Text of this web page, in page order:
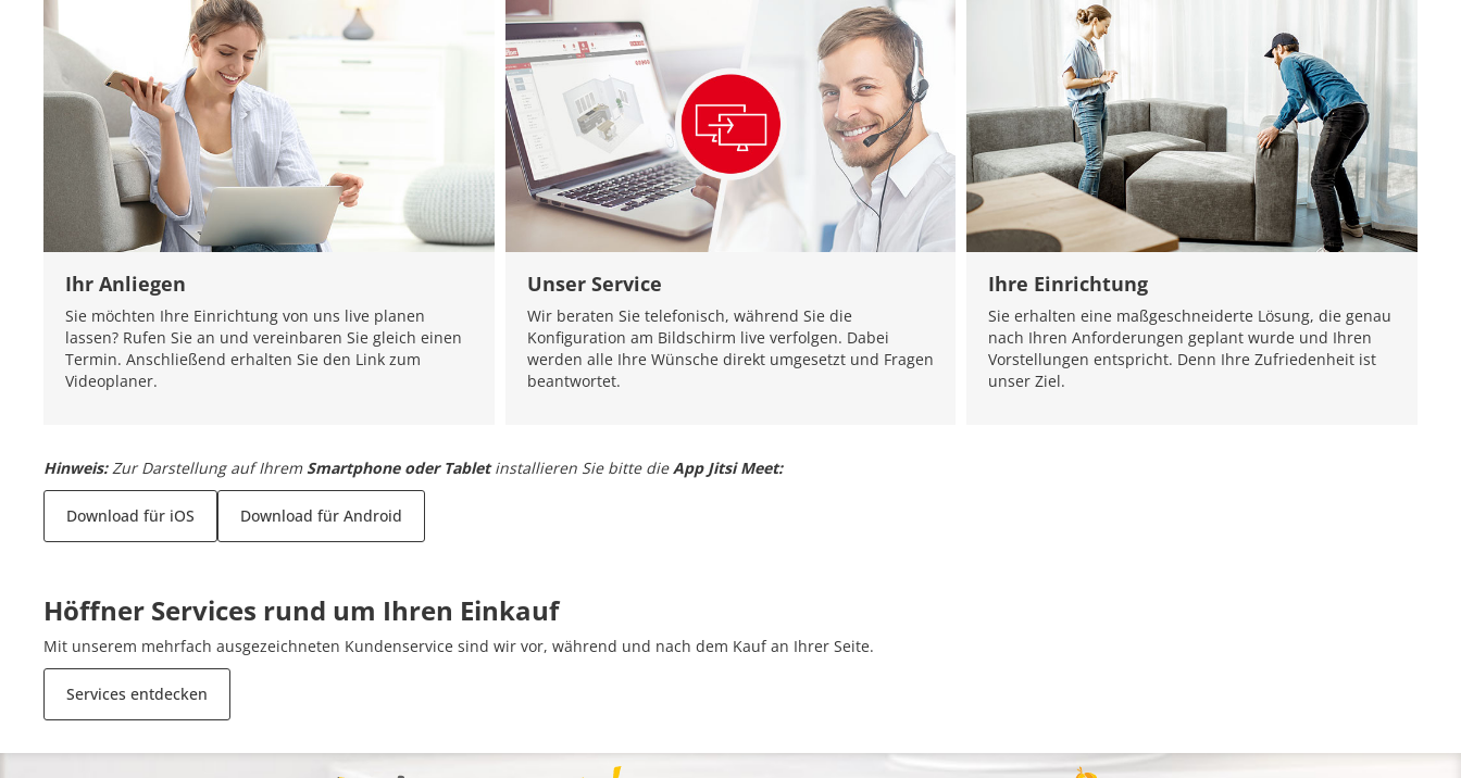
Ihr Anliegen
Sie möchten Ihre Einrichtung von uns live planen
lassen? Rufen Sie an und vereinbaren Sie gleich einen
Termin. Anschließend erhalten Sie den Link zum
Videoplaner.
Unser Service
Wir beraten Sie telefonisch, während Sie die
Konfiguration am Bildschirm live verfolgen. Dabei
werden alle Ihre Wünsche direkt umgesetzt und Fragen
beantwortet.
Ihre Einrichtung
Sie erhalten eine maßgeschneiderte Lösung, die genau
nach Ihren Anforderungen geplant wurde und Ihren
Vorstellungen entspricht. Denn Ihre Zufriedenheit ist
unser Ziel.
Hinweis: Zur Darstellung auf Ihrem Smartphone oder Tabletinstallieren Sie bitte dieApp Jitsi Meet:
Download für iOS Download für Android
Höffner Services rund um Ihren Einkauf
Mit unserem mehrfach ausgezeichneten Kundenservice sind wir vor, während und nach dem Kauf an Ihrer Seite.
Services entdecken